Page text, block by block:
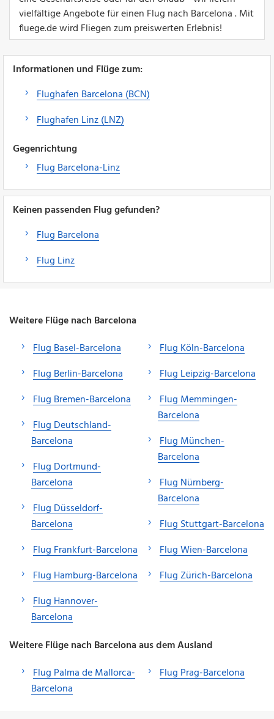
vielfältige Angebote für einen Flug nach Barcelona . Mit
fluege.de wird Fliegen zum preiswerten Erlebnis!
Informationen und Flüge zum:
Flughafen Barcelona (BCN)
Flughafen Linz (LNZ)
Gegenrichtung
Flug Barcelona-Linz
Keinen passenden Flug gefunden?
Flug Barcelona
Flug Linz
Weitere Flüge nach Barcelona
Flug Basel-Barcelona
Flug Berlin-Barcelona
Flug Bremen-Barcelona
Flug Deutschland-
Barcelona
Flug Dortmund-
Barcelona
Flug Düsseldorf-
Barcelona
Flug Frankfurt-Barcelona
Flug Hamburg-Barcelona
Flug Hannover-
Barcelona
Flug Köln-Barcelona
Flug Leipzig-Barcelona
Flug Memmingen-
Barcelona
Flug München-
Barcelona
Flug Nürnberg-
Barcelona
Flug Stuttgart-Barcelona
Flug Wien-Barcelona
Flug Zürich-Barcelona
Weitere Flüge nach Barcelona aus dem Ausland
Flug Palma de Mallorca-
Barcelona
Flug Prag-Barcelona